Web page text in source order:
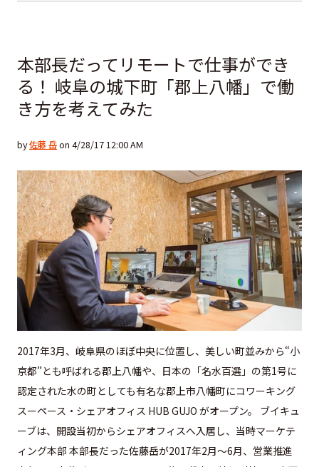
本部長だってリモートで仕事ができ
る！ 岐阜の城下町「郡上八幡」で働
き方を考えてみた
by佐藤 岳on 4/28/17 12:00 AM
2017年3月、岐阜県のほぼ中央に位置し、美しい町並みから“小
京都”とも呼ばれる郡上八幡や、日本の「名水百選」の第1号に
認定された水の町としても有名な郡上市八幡町にコワーキング
スーペース・シェアオフィス HUB GUJO がオープン。 ブイキュ
ーブは、開設当初からシェアオフィスへ入居し、当時マーケテ
ィング本部 本部長だった佐藤岳が2017年2月〜6月、営業推進